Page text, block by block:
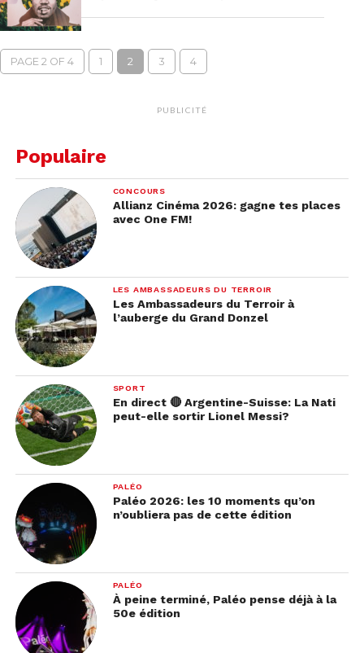
PAGE 2 OF 4 1 2 3 4
PUBLICITÉ
Populaire
CONCOURS
Allianz Cinéma 2026: gagne tes places
avec One FM!
LES AMBASSADEURS DU TERROIR
Les Ambassadeurs du Terroir à
l’auberge du Grand Donzel
SPORT
En direct 🔴 Argentine-Suisse: La Nati
peut-elle sortir Lionel Messi?
PALÉO
Paléo 2026: les 10 moments qu’on
n’oubliera pas de cette édition
PALÉO
À peine terminé, Paléo pense déjà à la
50e édition